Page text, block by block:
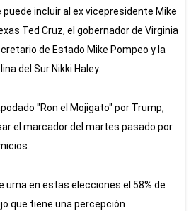
incluir al ex vicepresidente Mike
Ted Cruz, el gobernador de Virginia
de Estado Mike Pompeo y la
del Sur Nikki Haley.
"Ron el Mojigato" por Trump,
el marcador del martes pasado por
urna en estas elecciones el 58% de
que tiene una percepción